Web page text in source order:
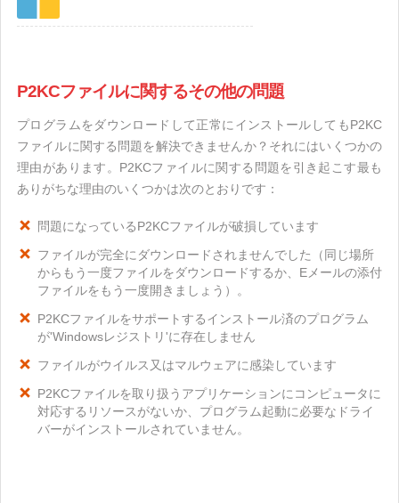
P2KCファイルに関するその他の問題
プログラムをダウンロードして正常にインストールしてもP2KC
ファイルに関する問題を解決できませんか？それにはいくつかの
理由があります。P2KCファイルに関する問題を引き起こす最も
ありがちな理由のいくつかは次のとおりです：
問題になっているP2KCファイルが破損しています
ファイルが完全にダウンロードされませんでした（同じ場所
からもう一度ファイルをダウンロードするか、Eメールの添付
ファイルをもう一度開きましょう）。
P2KCファイルをサポートするインストール済のプログラム
が'Windowsレジストリ'に存在しません
ファイルがウイルス又はマルウェアに感染しています
P2KCファイルを取り扱うアプリケーションにコンピュータに
対応するリソースがないか、プログラム起動に必要なドライ
バーがインストールされていません。